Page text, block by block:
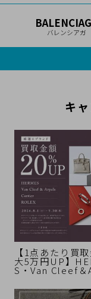
バレンシアガ
キ
【1点あたり買
大5万円UP】
S・Van Cleef
s・Cartier・
取金額20%UP